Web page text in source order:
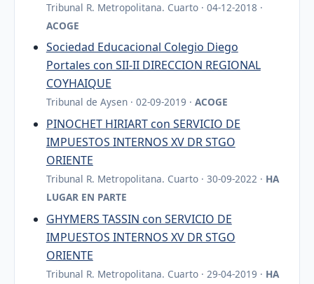
Tribunal R. Metropolitana. Cuarto · 04-12-2018 ·
ACOGE
Sociedad Educacional Colegio Diego
Portales con SII-II DIRECCION REGIONAL
COYHAIQUE
Tribunal de Aysen · 02-09-2019 · ACOGE
PINOCHET HIRIART con SERVICIO DE
IMPUESTOS INTERNOS XV DR STGO
ORIENTE
Tribunal R. Metropolitana. Cuarto · 30-09-2022 · HA
LUGAR EN PARTE
GHYMERS TASSIN con SERVICIO DE
IMPUESTOS INTERNOS XV DR STGO
ORIENTE
Tribunal R. Metropolitana. Cuarto · 29-04-2019 · HA